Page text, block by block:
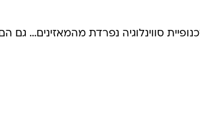
סווינלוגיה נפרדת מהמאזינים... גם הם